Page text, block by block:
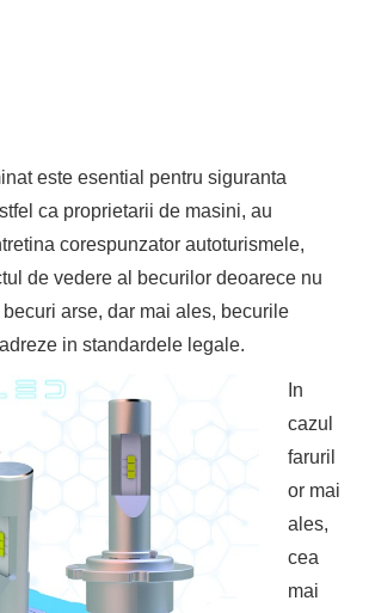
este esential pentru siguranta
ca proprietarii de masini, au
corespunzator autoturismele,
de vedere al becurilor deoarece nu
arse, dar mai ales, becurile
in standardele legale.
In
cazul
faruril
or mai
ales,
cea
mai